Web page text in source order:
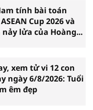
tính bài toán
Cup 2026 và
lửa của Hoàng
xem tử vi 12 con
ngày 6/8/2026: Tuổi
êm đẹp